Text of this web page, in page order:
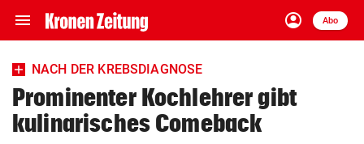
menu Navigation
ein-/ausklappen
account_circle
Anmelden
Abo
close Schließen
account_circle Anmelden
arrow_right
NACH DER KREBSDIAGNOSE
Prominenter Kochlehrer gibt
kulinarisches Comeback